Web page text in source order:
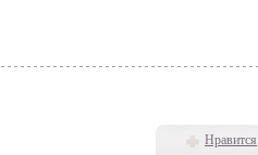
Нравится